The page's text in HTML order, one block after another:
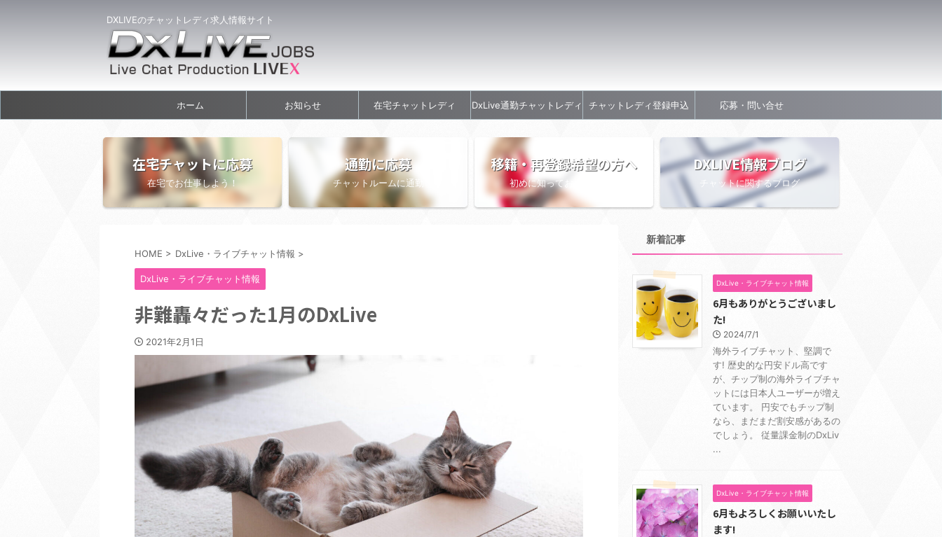
DXLIVEのチャットレディ求人情報サイト
ホーム お知らせ 在宅チャットレディ DxLive通勤チャットレディ チャットレディ登録申込 応募・問い合せ
在宅チャットに応募
在宅でお仕事しよう！
通勤に応募
チャットルームに通勤
移籍・再登録希望の方へ
初めに知っておきたい情報
DXLIVE情報ブログ
チャットに関するブログ
HOME > DxLive・ライブチャット情報 >
DxLive・ライブチャット情報
非難轟々だった1月のDxLive
2021年2月1日
新着記事
DxLive・ライブチャット情報
6月もありがとうございまし
た!
2024/7/1
海外ライブチャット、堅調で
す! 歴史的な円安ドル高です
が、チップ制の海外ライブチャ
ットには日本人ユーザーが増え
ています。 円安でもチップ制
なら、まだまだ割安感があるの
でしょう。 従量課金制のDxLiv
...
DxLive・ライブチャット情報
6月もよろしくお願いいたし
ます!